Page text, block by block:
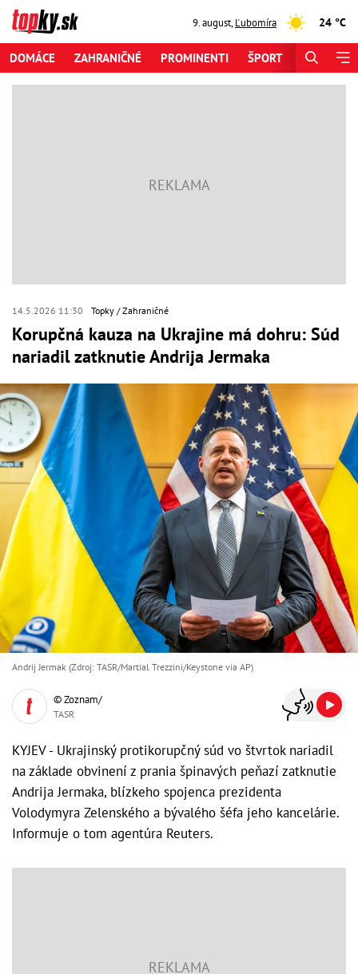
9. august,Ľubomíra 24 °C
DOMÁCE ZAHRANIČNÉ PROMINENTI ŠPORT
14.5.2026 11:30 Topky Zahraničné
Korupčná kauza na Ukrajine má dohru: Súd
nariadil zatknutie Andrija Jermaka
Andrij Jermak (Zdroj: TASR/Martial Trezzini/Keystone via AP)
© Zoznam/
TASR
KYJEV - Ukrajinský protikorupčný súd vo štvrtok nariadil
na základe obvinení z prania špinavých peňazí zatknutie
Andrija Jermaka, blízkeho spojenca prezidenta
Volodymyra Zelenského a bývalého šéfa jeho kancelárie.
Informuje o tom agentúra Reuters.